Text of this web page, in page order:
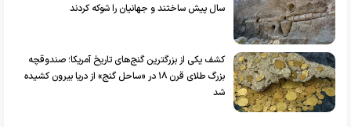
سال پیش ساختند و جهانیان را شوکه کردند
کشف یکی از بزرگترین گنج‌های تاریخ آمریکا؛ صندوقچه
بزرگ طلای قرن ۱۸ در «ساحل گنج» از دریا بیرون کشیده
شد